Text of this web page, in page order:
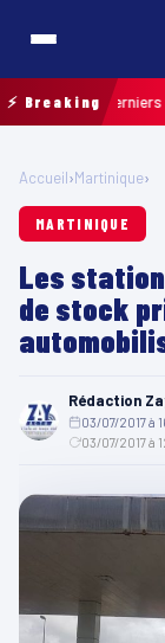
⚡ Breaking
les derniers véhicules
Accueil›Martinique›
MARTINIQUE
Les
de stock
Rédaction
03/07/2017 à
03/07/2017 à